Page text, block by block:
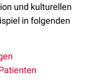
und kulturellen
in folgenden